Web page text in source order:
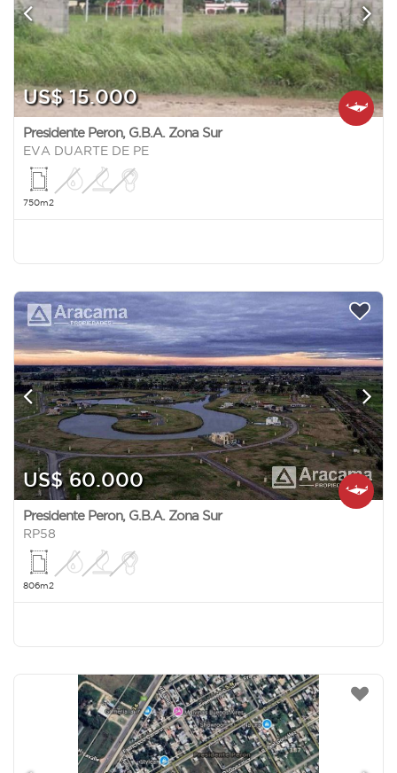
US$ 15.000
Presidente Peron, G.B.A. Zona Sur
EVA DUARTE DE PE
750m2
US$ 60.000
Presidente Peron, G.B.A. Zona Sur
RP58
806m2